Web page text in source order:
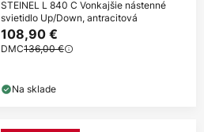
STEINEL L 840 C Vonkajšie nástenné
svietidlo Up/Down, antracitová
108,90 €
DMC136,00 €
Na sklade